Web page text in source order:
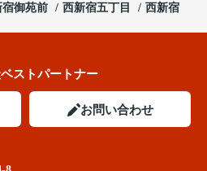
宿御苑前 西新宿五丁目 西新宿
ストパートナー
お問い合わせ